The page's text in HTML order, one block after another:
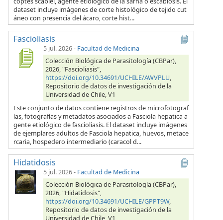
dataset incluye imágenes de corte histológico de tejido cut
áneo con presencia del ácaro, corte hist...
Fascioliasis
5 jul. 2026- Facultad de Medicina
Colección Biológica de Parasitología (CBPar),
2026, "Fascioliasis",
https://doi.org/10.34691/UCHILE/AWVPLU,
Repositorio de datos de investigación de la
Universidad de Chile, V1
Este conjunto de datos contiene registros de microfotograf
ías, fotografías y metadatos asociados a Fasciola hepatica a
gente etiológico de fascioliasis. El dataset incluye imágenes
de ejemplares adultos de Fasciola hepatica, huevos, metace
rcaria, hospedero intermediario (caracol d...
Hidatidosis
5 jul. 2026- Facultad de Medicina
Colección Biológica de Parasitología (CBPar),
2026, "Hidatidosis",
https://doi.org/10.34691/UCHILE/GPPT9W,
Repositorio de datos de investigación de la
Universidad de Chile, V1